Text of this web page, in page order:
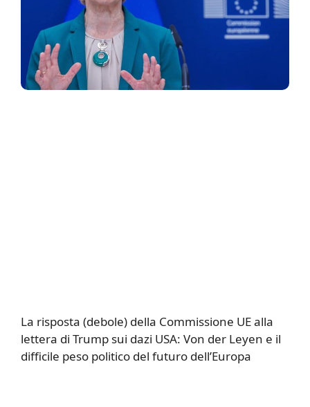
La risposta (debole) della Commissione UE alla
lettera di Trump sui dazi USA: Von der Leyen e il
difficile peso politico del futuro dell’Europa